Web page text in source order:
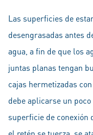
Las superficies de
desengrasadas antes
agua, a fin de que los
juntas planas tengan
cajas hermetizadas
debe aplicarse un
superficie de conexión